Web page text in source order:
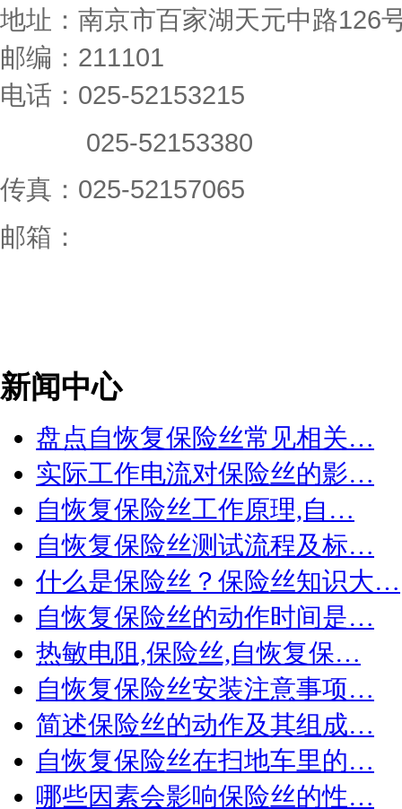
地址：南京市百家湖天元中路126
邮编：211101
电话：025-52153215
025-52153380
传真：025-52157065
邮箱：
新闻中心
盘点自恢复保险丝常见相关…
实际工作电流对保险丝的影…
自恢复保险丝工作原理,自…
自恢复保险丝测试流程及标…
什么是保险丝？保险丝知识大…
自恢复保险丝的动作时间是…
热敏电阻,保险丝,自恢复保…
自恢复保险丝安装注意事项…
简述保险丝的动作及其组成…
自恢复保险丝在扫地车里的…
哪些因素会影响保险丝的性…